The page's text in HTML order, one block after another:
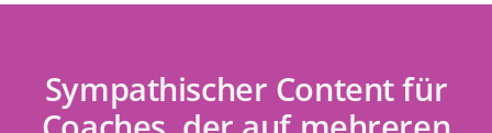
Sympathischer Content für